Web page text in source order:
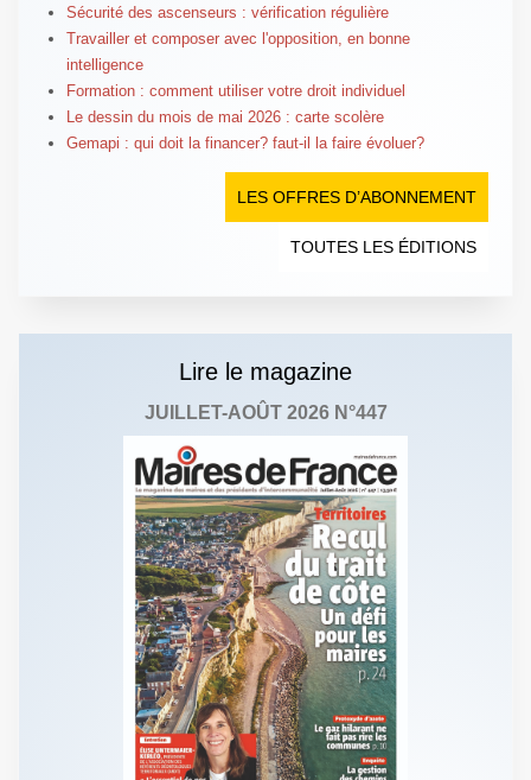
Sécurité des ascenseurs : vérification régulière
Travailler et composer avec l'opposition, en bonne
intelligence
Formation : comment utiliser votre droit individuel
Le dessin du mois de mai 2026 : carte scolère
Gemapi : qui doit la financer? faut-il la faire évoluer?
LES OFFRES D’ABONNEMENT
TOUTES LES ÉDITIONS
Lire le magazine
JUILLET-AOÛT 2026 N°447